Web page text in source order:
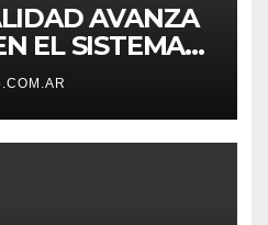
AVANZA
EL SISTEMA